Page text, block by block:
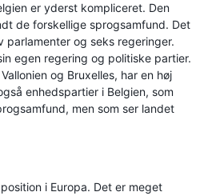
er yderst kompliceret. Den
de forskellige sprogsamfund. Det
parlamenter og seks regeringer.
egen regering og politiske partier.
og Bruxelles, har en høj
enhedspartier i Belgien, som
men som ser landet
i Europa. Det er meget